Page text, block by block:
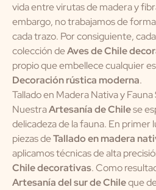
vida entre virutas de madera y
embargo, no trabajamos de
cada trazo. Por consiguiente,
colección deAves de Chile
propio que embellece cualquier
Decoración rústica moderna.
Tallado en Madera Nativa y
NuestraArtesanía de Chilese
delicadeza de la fauna. En primer
piezas deTallado en madera
aplicamos técnicas de alta
Chile decorativas. Como
Artesanía del sur de Chileque